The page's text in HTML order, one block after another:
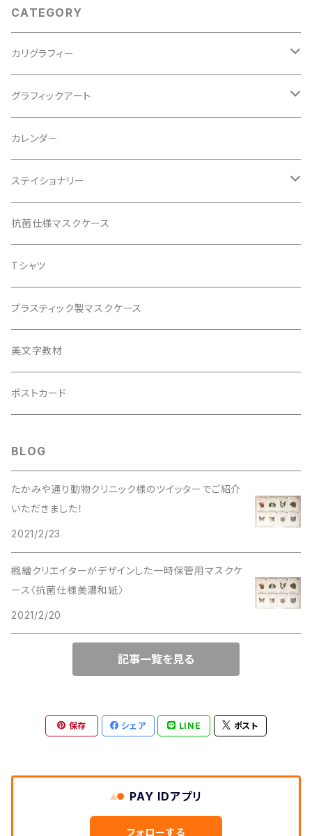
CATEGORY
カリグラフィー
西尾真紀
松石樹泉
グラフィックアート
ポスター
松石博幸
松石博幸
カレンダー
ステイショナリー
エアクリーンペーパー商品
レターセット
ブックカバー
抗菌仕様マスクケース
Tシャツ
プラスティック製マスクケース
美文字教材
ポストカード
BLOG
たかみや通り動物クリニック様のツイッターでご紹介
いただきました！
2021/2/23
楓繪クリエイターがデザインした一時保管用マスクケ
ース〈抗菌仕様美濃和紙〉
2021/2/20
記事一覧を見る
保存 シェア LINE ポスト
PAY IDアプリ
フォローする